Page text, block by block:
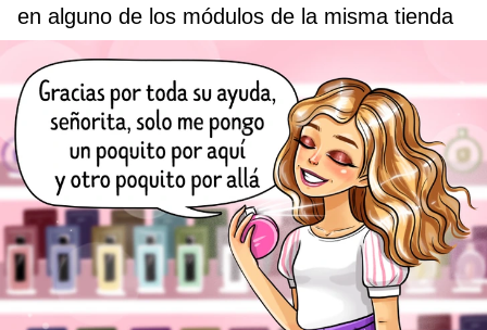
en alguno de los módulos de la misma tienda